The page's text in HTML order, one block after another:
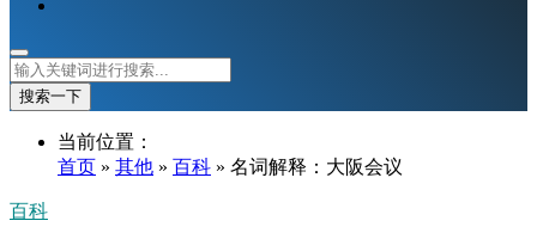
搜索一下
当前位置：
首页 » 其他 » 百科 » 名词解释：大阪会议
百科